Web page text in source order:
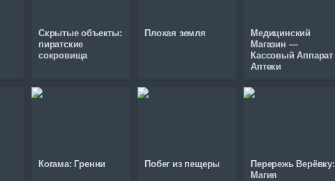
Скрытые объекты:
пиратские
сокровища
Плохая земля
Медицинский
Магазин —
Кассовый Аппарат
Аптеки
Когама: Гренни Побег из пещеры
Перережь Верёвку:
Магия